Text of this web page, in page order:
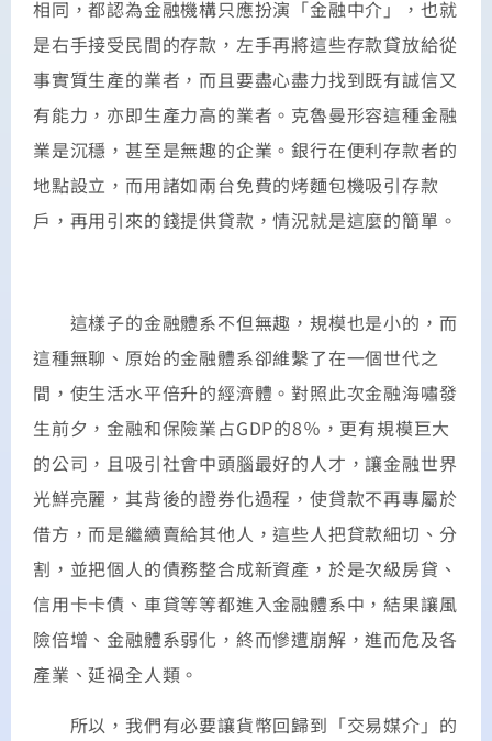
相同，都認為金融機構只應扮演「金融中介」，也就
是右手接受民間的存款，左手再將這些存款貸放給從
事實質生產的業者，而且要盡心盡力找到既有誠信又
有能力，亦即生產力高的業者。克魯曼形容這種金融
業是沉穩，甚至是無趣的企業。銀行在便利存款者的
地點設立，而用諸如兩台免費的烤麵包機吸引存款
戶，再用引來的錢提供貸款，情況就是這麼的簡單。
這樣子的金融體系不但無趣，規模也是小的，而
這種無聊、原始的金融體系卻維繫了在一個世代之
間，使生活水平倍升的經濟體。對照此次金融海嘯發
生前夕，金融和保險業占GDP的8％，更有規模巨大
的公司，且吸引社會中頭腦最好的人才，讓金融世界
光鮮亮麗，其背後的證券化過程，使貸款不再專屬於
借方，而是繼續賣給其他人，這些人把貸款細切、分
割，並把個人的債務整合成新資產，於是次級房貸、
信用卡卡債、車貸等等都進入金融體系中，結果讓風
險倍增、金融體系弱化，終而慘遭崩解，進而危及各
產業、延禍全人類。
所以，我們有必要讓貨幣回歸到「交易媒介」的